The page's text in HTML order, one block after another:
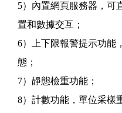
5）內置網頁服務器，可
置和數據交互；
6）上下限報警提示功能
態；
7）靜態檢重功能；
8）計數功能，單位采樣